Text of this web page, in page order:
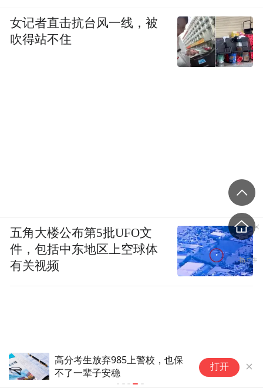
打开
女记者直击抗台风一线，被
吹得站不住
五角大楼公布第5批UFO文
件，包括中东地区上空球体
有关视频